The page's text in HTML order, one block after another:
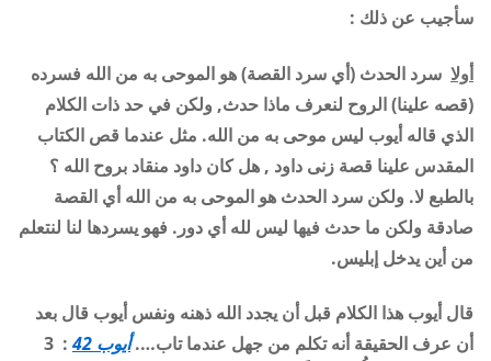
سأجيب عن ذلك :
أولا سرد الحدث (أي سرد القصة) هو الموحى به من الله فسرده
(قصه علينا) الروح لنعرف ماذا حدث, ولكن في حد ذات الكلام
الذي قاله أيوب ليس موحى به من الله. مثل عندما قص الكتاب
المقدس علينا قصة زنى داود , هل كان داود منقاد بروح الله ؟
بالطبع لا. ولكن سرد الحدث هو الموحى به من الله أي القصة
صادقة ولكن ما حدث فيها ليس لله أي دور. فهو يسردها لنا لنتعلم
من أين يدخل إبليس.
قال أيوب هذا الكلام قبل أن يجدد الله ذهنه ونفس أيوب قال بعد
أن عرف الحقيقة أنه تكلم من جهل عندما تاب….أيوب 42